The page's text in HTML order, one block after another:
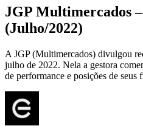
JGP Multimercados
(Julho/2022)
A JGP (Multimercados) divulgou
julho de 2022. Nela a gestora
de performance e posições de seus